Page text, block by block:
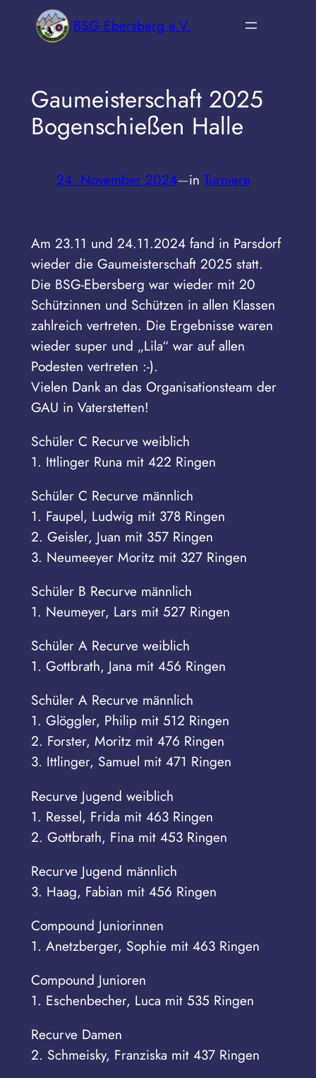
BSG Ebersberg e.V.
Gaumeisterschaft 2025
Bogenschießen Halle
24. November 2024—in Turniere
Am 23.11 und 24.11.2024 fand in Parsdorf
wieder die Gaumeisterschaft 2025 statt.
Die BSG-Ebersberg war wieder mit 20
Schützinnen und Schützen in allen Klassen
zahlreich vertreten. Die Ergebnisse waren
wieder super und „Lila“ war auf allen
Podesten vertreten :-).
Vielen Dank an das Organisationsteam der
GAU in Vaterstetten!
Schüler C Recurve weiblich
1. Ittlinger Runa mit 422 Ringen
Schüler C Recurve männlich
1. Faupel, Ludwig mit 378 Ringen
2. Geisler, Juan mit 357 Ringen
3. Neumeeyer Moritz mit 327 Ringen
Schüler B Recurve männlich
1. Neumeyer, Lars mit 527 Ringen
Schüler A Recurve weiblich
1. Gottbrath, Jana mit 456 Ringen
Schüler A Recurve männlich
1. Glöggler, Philip mit 512 Ringen
2. Forster, Moritz mit 476 Ringen
3. Ittlinger, Samuel mit 471 Ringen
Recurve Jugend weiblich
1. Ressel, Frida mit 463 Ringen
2. Gottbrath, Fina mit 453 Ringen
Recurve Jugend männlich
3. Haag, Fabian mit 456 Ringen
Compound Juniorinnen
1. Anetzberger, Sophie mit 463 Ringen
Compound Junioren
1. Eschenbecher, Luca mit 535 Ringen
Recurve Damen
2. Schmeisky, Franziska mit 437 Ringen